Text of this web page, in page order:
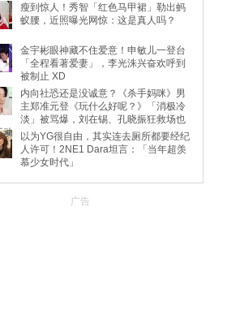
瘦到惊人！秀智「红色马甲裙」勒出蚂
蚁腰，近照曝光网惊：这是真人吗？
金宇彬眼神藏不住爱意！申敏儿一登台
「全程看著爱妻」，李光洙兴奋欢呼到
被制止 XD
内向社恐还是没诚意？《杀手妈咪》男
主郑准元登《玩什么好呢？》「消极冷
淡」被骂爆，刘在锡、孔晓振狂救场也
动
以为YG很自由，其实连去厕所都要经纪
人许可！2NE1 Dara坦言：「当年超羡
慕少女时代」
广告